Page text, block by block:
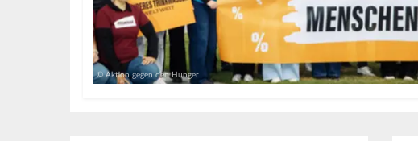
© Aktion gegen den Hunger